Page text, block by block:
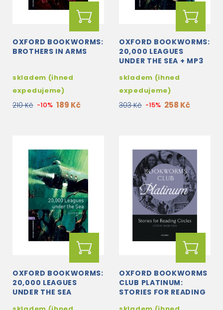
OXFORD BOOKWORMS:
BROTHERS IN ARMS
skladem (ihned
expedujeme)
210 Kč -10% 189 Kč
OXFORD BOOKWORMS:
20,000 LEAGUES
UNDER THE SEA + MP3
skladem (ihned
expedujeme)
303 Kč -15% 258 Kč
OXFORD BOOKWORMS:
20,000 LEAGUES
UNDER THE SEA
OXFORD BOOKWORMS
CLUB PLATINUM:
STORIES FOR READING